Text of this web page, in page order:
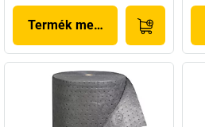
Termék megjelenítése